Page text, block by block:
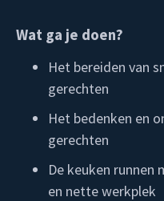
Wat ga je doen?
Het bereiden van
gerechten
Het bedenken en
gerechten
De keuken runnen
en nette werkplek